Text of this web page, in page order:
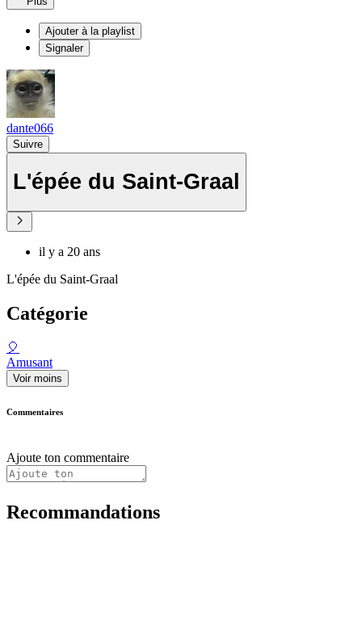
Ajouter à la playlist
Signaler
dante066
Suivre
L'épée du Saint-Graal
il y a 20 ans
L'épée du Saint-Graal
Catégorie
🎈
Amusant
Voir moins
Commentaires
Ajoute ton commentaire
Recommandations